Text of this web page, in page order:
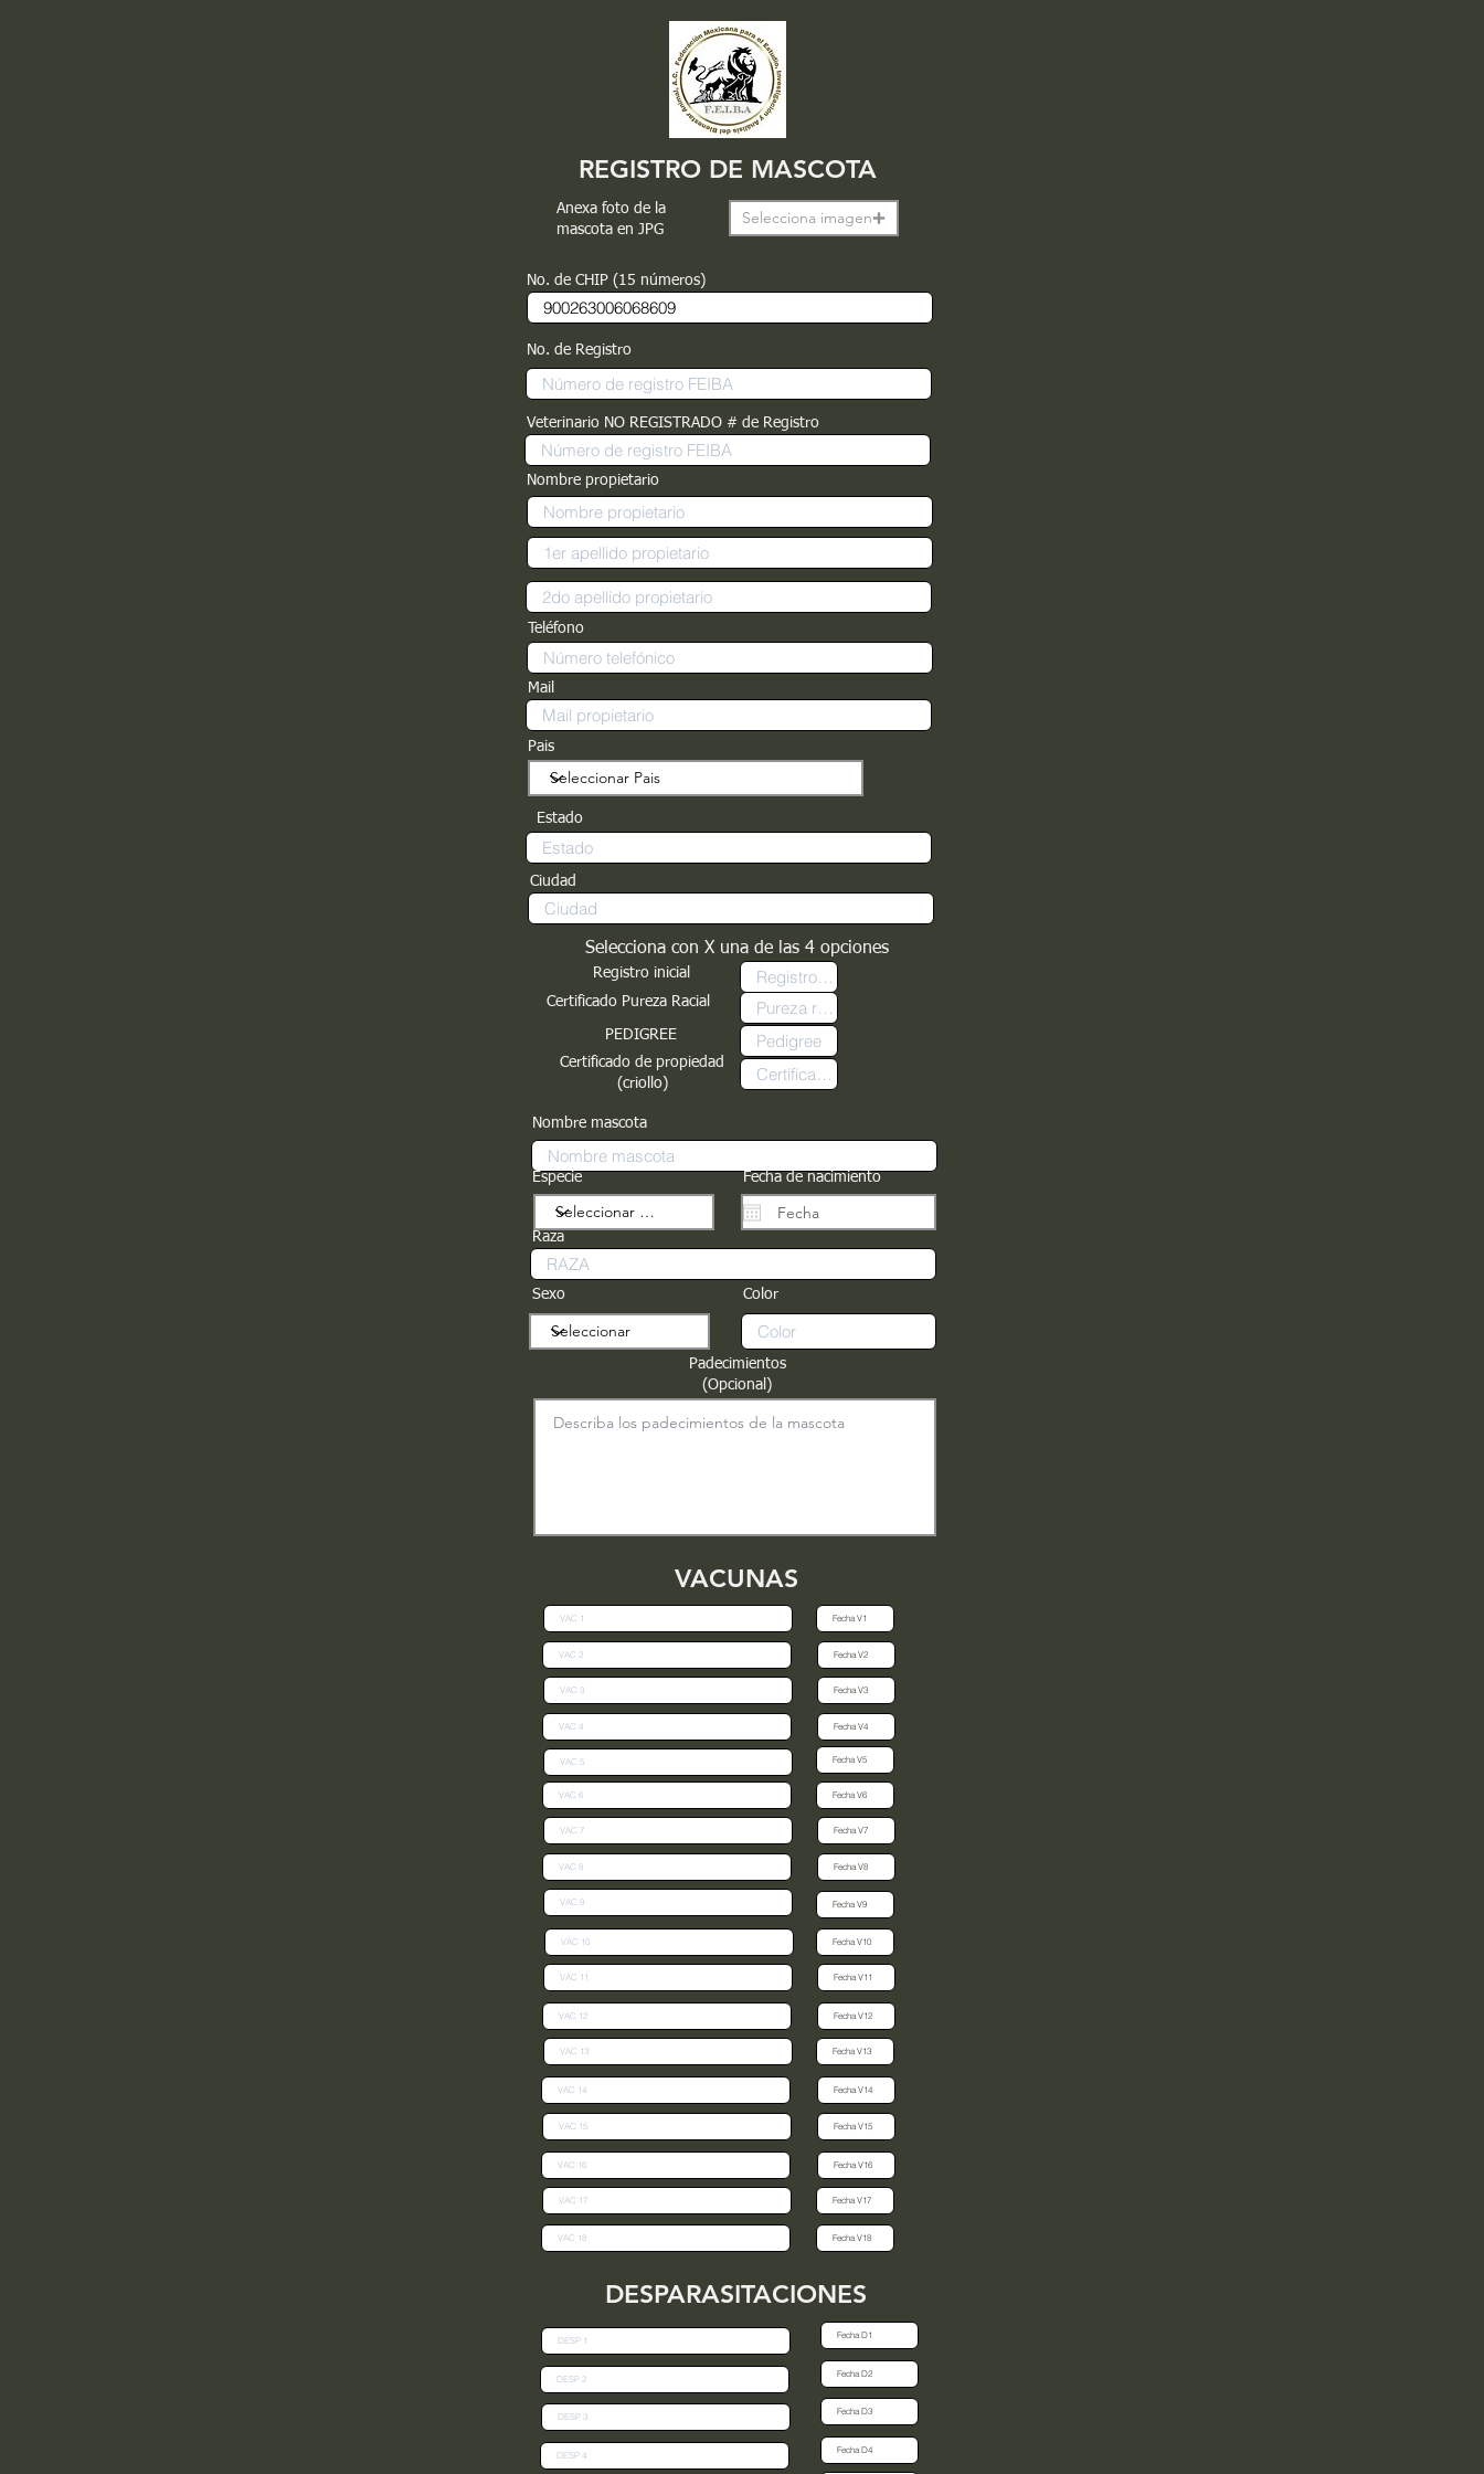
REGISTRO DE MASCOTA
Selecciona imagen
Anexa foto de la
mascota en JPG
No. de CHIP (15 números)
No. de Registro
Veterinario NO REGISTRADO # de Registro
Nombre propietario
Teléfono
Mail
Pais
Estado
Ciudad
Selecciona con X una de las 4 opciones
Registro inicial
Certificado Pureza Racial
PEDIGREE
Certificado de propiedad
(criollo)
Nombre mascota
Especie Fecha de nacimiento
Raza
Sexo Color
Padecimientos
(Opcional)
VACUNAS
DESPARASITACIONES